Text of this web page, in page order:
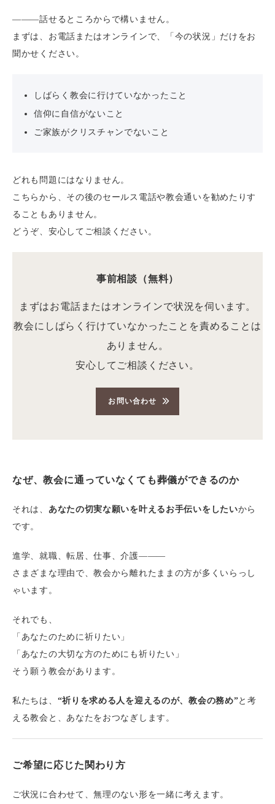
———話せるところからで構いません。
まずは、お電話またはオンラインで、「今の状況」だけをお
聞かせください。
しばらく教会に行けていなかったこと
信仰に自信がないこと
ご家族がクリスチャンでないこと
どれも問題にはなりません。
こちらから、その後のセールス電話や教会通いを勧めたりす
ることもありません。
どうぞ、安心してご相談ください。
事前相談（無料）
まずはお電話またはオンラインで状況を伺います。
教会にしばらく行けていなかったことを責めることは
ありません。
安心してご相談ください。
お問い合わせ
なぜ、教会に通っていなくても葬儀ができるのか
それは、 あなたの切実な願いを叶えるお手伝いをしたいから
です。
進学、就職、転居、仕事、介護———
さまざまな理由で、教会から離れたままの方が多くいらっし
ゃいます。
それでも、
「あなたのために祈りたい」
「あなたの大切な方のためにも祈りたい」
そう願う教会があります。
私たちは、 “祈りを求める人を迎えるのが、教会の務め”と考
える教会と、あなたをおつなぎします。
ご希望に応じた関わり方
ご状況に合わせて、無理のない形を一緒に考えます。